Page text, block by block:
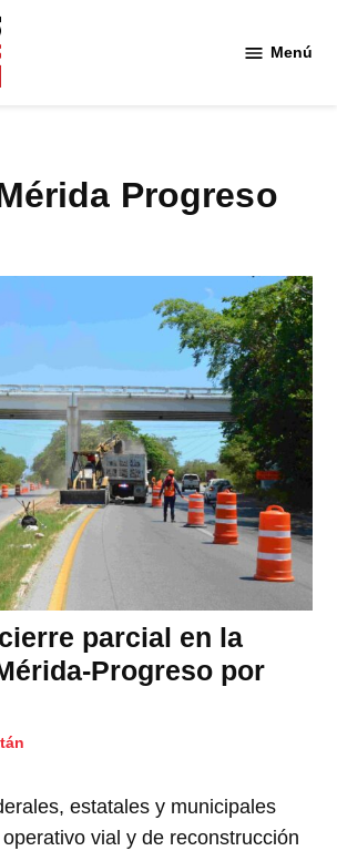
Menú
Progreso
parcial en la
Progreso por
estatales y municipales
vial y de reconstrucción